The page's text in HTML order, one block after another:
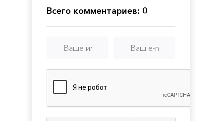
End
Всего комментариев: 0